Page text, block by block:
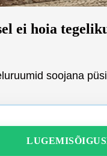
hoia
soojana